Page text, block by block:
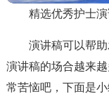
精选优秀护士
演讲稿可以帮
演讲稿的场合越来
常苦恼吧，下面是